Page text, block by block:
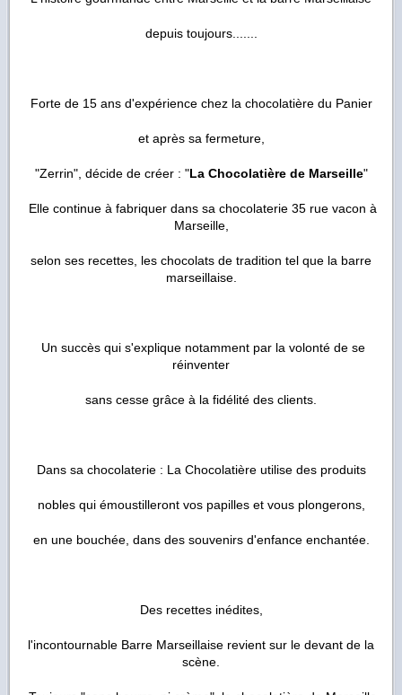
depuis toujours.......
Forte de 15 ans d'expérience chez la chocolatière du Panier
et après sa fermeture,
"Zerrin", décide de créer : "La Chocolatière de Marseille"
Elle continue à fabriquer dans sa chocolaterie 35 rue vacon à
Marseille,
selon ses recettes, les chocolats de tradition tel que la barre
marseillaise.
Un succès qui s'explique notamment par la volonté de se
réinventer
sans cesse grâce à la fidélité des clients.
Dans sa chocolaterie : La Chocolatière utilise des produits
nobles qui émoustilleront vos papilles et vous plongerons,
en une bouchée, dans des souvenirs d'enfance enchantée.
Des recettes inédites,
l'incontournable Barre Marseillaise revient sur le devant de la
scène.